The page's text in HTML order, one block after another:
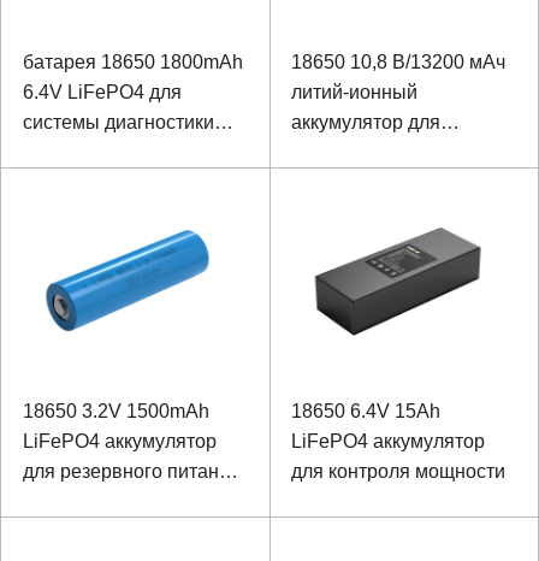
батарея 18650 1800mAh
6.4V LiFePO4 для
системы диагностики
18650 10,8 В/13200 мАч
литий-ионный
аккумулятор для
18650 3.2V 1500mAh
LiFePO4 аккумулятор
для резервного питания
18650 6.4V 15Ah
LiFePO4 аккумулятор
для контроля мощности